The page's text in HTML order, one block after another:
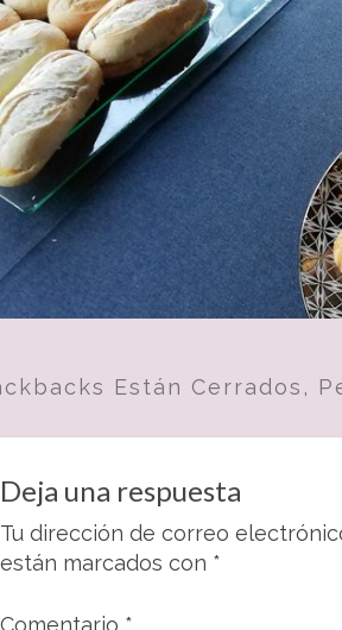
Están Cerrados,
Deja una respuesta
Tu dirección de correo
están marcados con *
Comentario *